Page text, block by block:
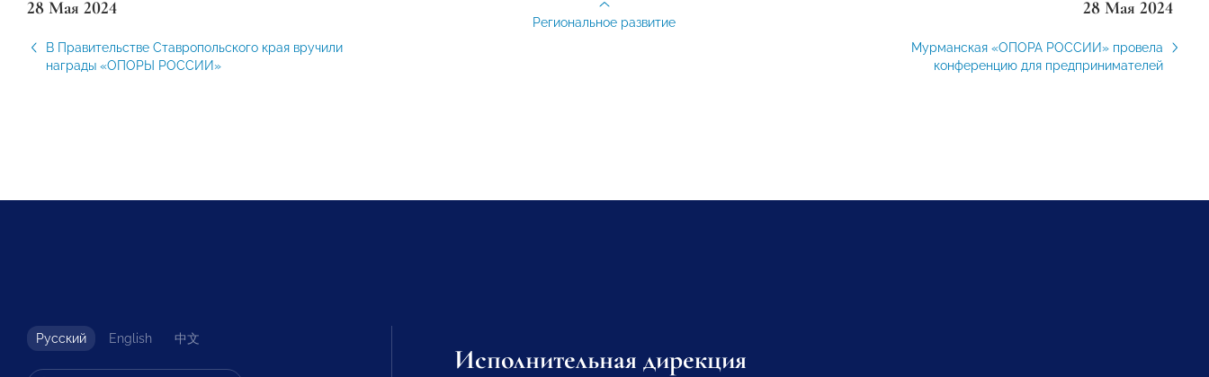
28 Мая 2024
В Правительстве Ставропольского края вручили
награды «ОПОРЫ РОССИИ»
28 Мая 2024
Мурманская «ОПОРА РОССИИ» провела
конференцию для предпринимателей
Региональное развитие
Русский English 中文
Исполнительная дирекция